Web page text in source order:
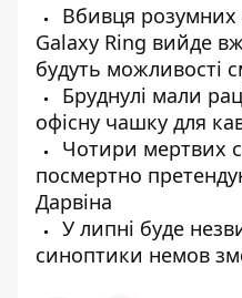
Вбивця розумних
Galaxy Ring вийде
будуть можливості
Бруднулі мали
офісну чашку для
Чотири мертвих
посмертно
Дарвіна
У липні буде
синоптики немов